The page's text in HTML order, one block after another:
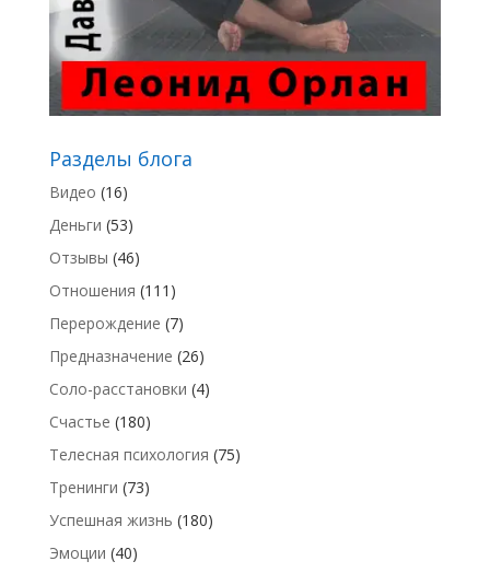
Разделы блога
Видео (16)
Деньги (53)
Отзывы (46)
Отношения (111)
Перерождение (7)
Предназначение (26)
Соло-расстановки (4)
Счастье (180)
Телесная психология (75)
Тренинги (73)
Успешная жизнь (180)
Эмоции (40)